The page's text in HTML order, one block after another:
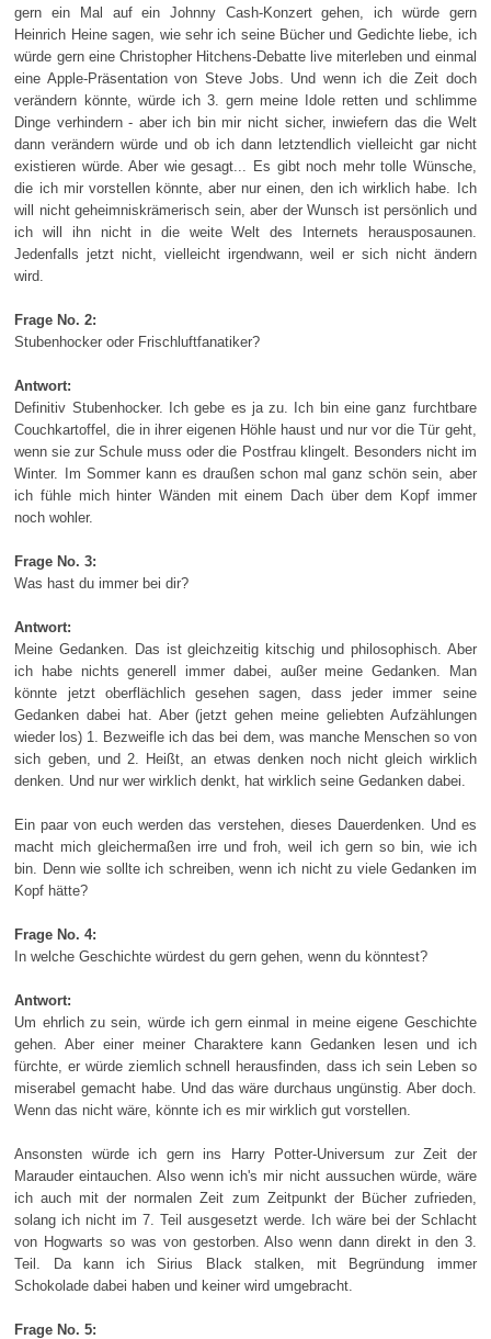
gern ein Mal auf ein Johnny Cash-Konzert gehen, ich würde gern
Heinrich Heine sagen, wie sehr ich seine Bücher und Gedichte liebe, ich
würde gern eine Christopher Hitchens-Debatte live miterleben und einmal
eine Apple-Präsentation von Steve Jobs. Und wenn ich die Zeit doch
verändern könnte, würde ich 3. gern meine Idole retten und schlimme
Dinge verhindern - aber ich bin mir nicht sicher, inwiefern das die Welt
dann verändern würde und ob ich dann letztendlich vielleicht gar nicht
existieren würde. Aber wie gesagt... Es gibt noch mehr tolle Wünsche,
die ich mir vorstellen könnte, aber nur einen, den ich wirklich habe. Ich
will nicht geheimniskrämerisch sein, aber der Wunsch ist persönlich und
ich will ihn nicht in die weite Welt des Internets herausposaunen.
Jedenfalls jetzt nicht, vielleicht irgendwann, weil er sich nicht ändern
wird.
Frage No. 2:
Stubenhocker oder Frischluftfanatiker?
Antwort:
Definitiv Stubenhocker. Ich gebe es ja zu. Ich bin eine ganz furchtbare
Couchkartoffel, die in ihrer eigenen Höhle haust und nur vor die Tür geht,
wenn sie zur Schule muss oder die Postfrau klingelt. Besonders nicht im
Winter. Im Sommer kann es draußen schon mal ganz schön sein, aber
ich fühle mich hinter Wänden mit einem Dach über dem Kopf immer
noch wohler.
Frage No. 3:
Was hast du immer bei dir?
Antwort:
Meine Gedanken. Das ist gleichzeitig kitschig und philosophisch. Aber
ich habe nichts generell immer dabei, außer meine Gedanken. Man
könnte jetzt oberflächlich gesehen sagen, dass jeder immer seine
Gedanken dabei hat. Aber (jetzt gehen meine geliebten Aufzählungen
wieder los) 1. Bezweifle ich das bei dem, was manche Menschen so von
sich geben, und 2. Heißt, an etwas denken noch nicht gleich wirklich
denken. Und nur wer wirklich denkt, hat wirklich seine Gedanken dabei.
Ein paar von euch werden das verstehen, dieses Dauerdenken. Und es
macht mich gleichermaßen irre und froh, weil ich gern so bin, wie ich
bin. Denn wie sollte ich schreiben, wenn ich nicht zu viele Gedanken im
Kopf hätte?
Frage No. 4:
In welche Geschichte würdest du gern gehen, wenn du könntest?
Antwort:
Um ehrlich zu sein, würde ich gern einmal in meine eigene Geschichte
gehen. Aber einer meiner Charaktere kann Gedanken lesen und ich
fürchte, er würde ziemlich schnell herausfinden, dass ich sein Leben so
miserabel gemacht habe. Und das wäre durchaus ungünstig. Aber doch.
Wenn das nicht wäre, könnte ich es mir wirklich gut vorstellen.
Ansonsten würde ich gern ins Harry Potter-Universum zur Zeit der
Marauder eintauchen. Also wenn ich's mir nicht aussuchen würde, wäre
ich auch mit der normalen Zeit zum Zeitpunkt der Bücher zufrieden,
solang ich nicht im 7. Teil ausgesetzt werde. Ich wäre bei der Schlacht
von Hogwarts so was von gestorben. Also wenn dann direkt in den 3.
Teil. Da kann ich Sirius Black stalken, mit Begründung immer
Schokolade dabei haben und keiner wird umgebracht.
Frage No. 5: